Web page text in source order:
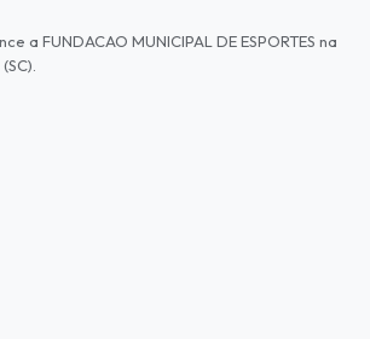
a FUNDACAO MUNICIPAL DE ESPORTES na